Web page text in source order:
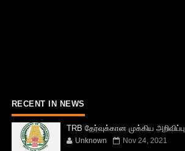
RECENT IN NEWS
TRB தேர்வுக்கான முக்கிய அறிவிப்பு
Unknown Nov 24, 2021